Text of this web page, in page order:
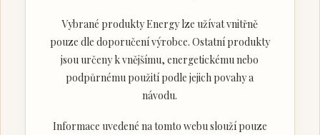
Vybrané produkty Energy lze užívat vnitřně
pouze dle doporučení výrobce. Ostatní produkty
jsou určeny k vnějšímu, energetickému nebo
podpůrnému použití podle jejich povahy a
návodu.
Informace uvedené na tomto webu slouží pouze